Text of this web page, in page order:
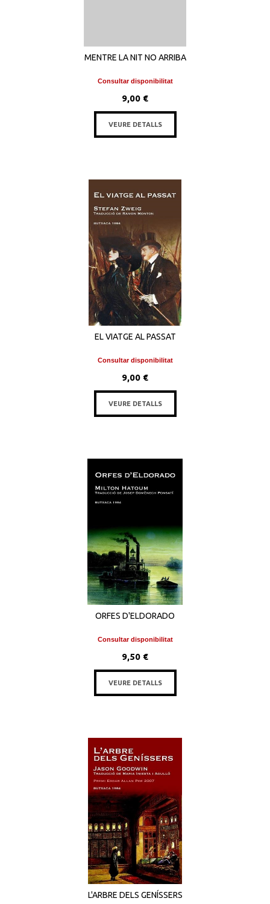
MENTRE LA NIT NO ARRIBA
Consultar disponibilitat
9,00 €
VEURE DETALLS
EL VIATGE AL PASSAT
Consultar disponibilitat
9,00 €
VEURE DETALLS
ORFES D'ELDORADO
Consultar disponibilitat
9,50 €
VEURE DETALLS
L'ARBRE DELS GENÍSSERS